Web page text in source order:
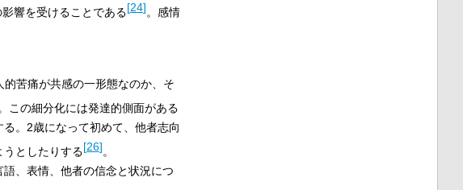
響を受けることである[24]。感情
的苦痛が共感の一形態なのか、そ
。この細分化には発達的側面がある
。2歳になって初めて、他者志向
としたりする[26]。
、表情、他者の信念と状況につ